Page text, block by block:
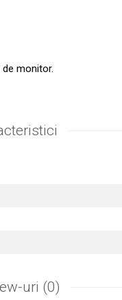
monitor.
uri (0)